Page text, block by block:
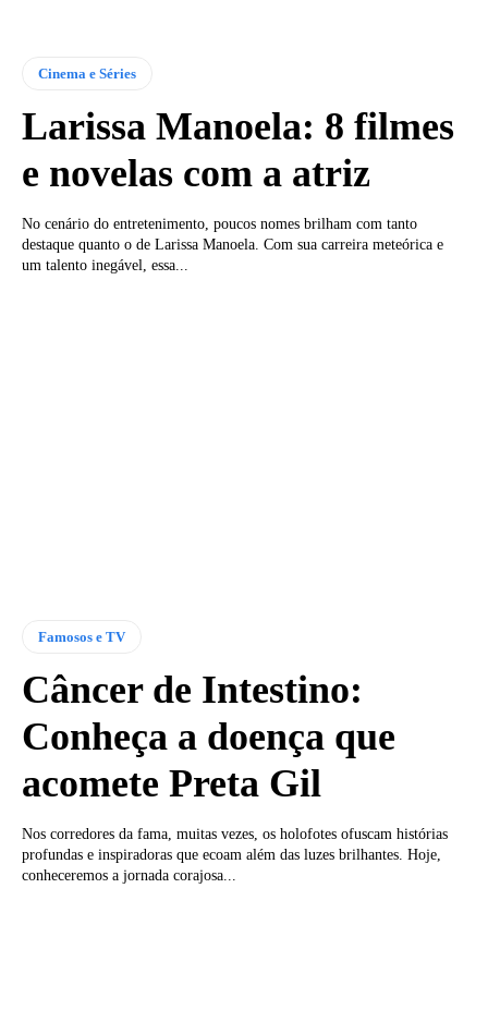
Cinema e Séries
Larissa Manoela: 8 filmes
e novelas com a atriz
No cenário do entretenimento, poucos nomes brilham com tanto
destaque quanto o de Larissa Manoela. Com sua carreira meteórica e
um talento inegável, essa...
Famosos e TV
Câncer de Intestino:
Conheça a doença que
acomete Preta Gil
Nos corredores da fama, muitas vezes, os holofotes ofuscam histórias
profundas e inspiradoras que ecoam além das luzes brilhantes. Hoje,
conheceremos a jornada corajosa...